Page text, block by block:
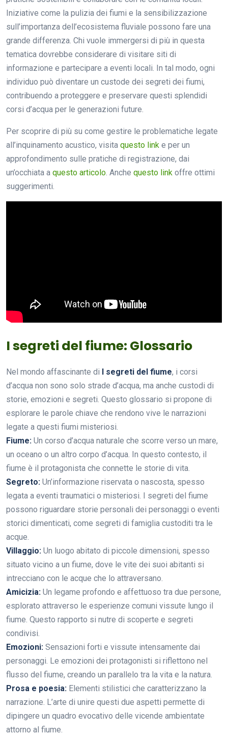
Iniziative come la pulizia dei fiumi e la sensibilizzazione
sull’importanza dell’ecosistema fluviale possono fare una
grande differenza. Chi vuole immergersi di più in questa
tematica dovrebbe considerare di visitare siti di
informazione e partecipare a eventi locali. In tal modo, ogni
individuo può diventare un custode dei segreti dei fiumi,
contribuendo a proteggere e preservare questi splendidi
corsi d’acqua per le generazioni future.
Per scoprire di più su come gestire le problematiche legate
all’inquinamento acustico, visita questo link e per un
approfondimento sulle pratiche di registrazione, dai
un’occhiata a questo articolo. Anche questo link offre ottimi
suggerimenti.
I segreti del fiume: Glossario
Nel mondo affascinante di I segreti del fiume, i corsi
d’acqua non sono solo strade d’acqua, ma anche custodi di
storie, emozioni e segreti. Questo glossario si propone di
esplorare le parole chiave che rendono vive le narrazioni
legate a questi fiumi misteriosi.
Fiume: Un corso d’acqua naturale che scorre verso un mare,
un oceano o un altro corpo d’acqua. In questo contesto, il
fiume è il protagonista che connette le storie di vita.
Segreto: Un’informazione riservata o nascosta, spesso
legata a eventi traumatici o misteriosi. I segreti del fiume
possono riguardare storie personali dei personaggi o eventi
storici dimenticati, come segreti di famiglia custoditi tra le
acque.
Villaggio: Un luogo abitato di piccole dimensioni, spesso
situato vicino a un fiume, dove le vite dei suoi abitanti si
intrecciano con le acque che lo attraversano.
Amicizia: Un legame profondo e affettuoso tra due persone,
esplorato attraverso le esperienze comuni vissute lungo il
fiume. Questo rapporto si nutre di scoperte e segreti
condivisi.
Emozioni: Sensazioni forti e vissute intensamente dai
personaggi. Le emozioni dei protagonisti si riflettono nel
flusso del fiume, creando un parallelo tra la vita e la natura.
Prosa e poesia: Elementi stilistici che caratterizzano la
narrazione. L’arte di unire questi due aspetti permette di
dipingere un quadro evocativo delle vicende ambientate
attorno al fiume.